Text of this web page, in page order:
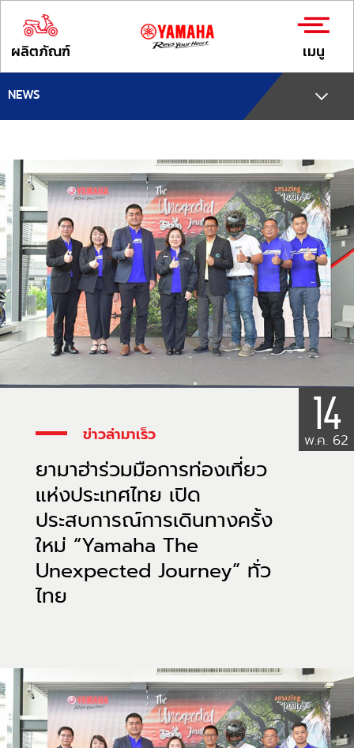
ผลิตภัณฑ์ เมนู
NEWS
ข่าวล่ามาเร็ว
ยามาฮ่าร่วมมือการท่องเที่ยว
แห่งประเทศไทย เปิด
ประสบการณ์การเดินทางครั้ง
ใหม่ “Yamaha The
Unexpected Journey” ทั่ว
ไทย
14
พ.ค. 62